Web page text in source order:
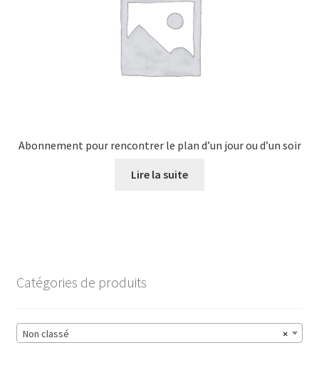
Abonnement pour rencontrer le plan d’un jour ou d’un soir
Lire la suite
Catégories de produits
×
Non classé